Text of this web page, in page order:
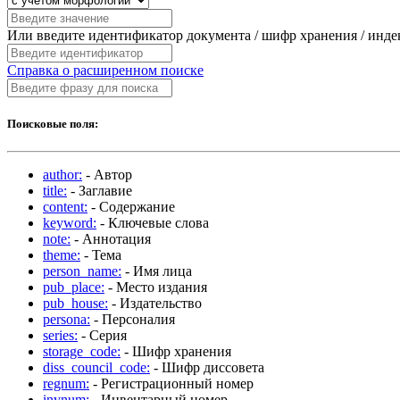
Или введите идентификатор документа / шифр хранения /
Справка о расширенном поиске
Поисковые поля:
author: - Автор
title: - Заглавие
content: - Содержание
keyword: - Ключевые слова
note: - Аннотация
theme: - Тема
person_name: - Имя лица
pub_place: - Место издания
pub_house: - Издательство
persona: - Персоналия
series: - Серия
storage_code: - Шифр хранения
diss_council_code: - Шифр диссовета
regnum: - Регистрационный номер